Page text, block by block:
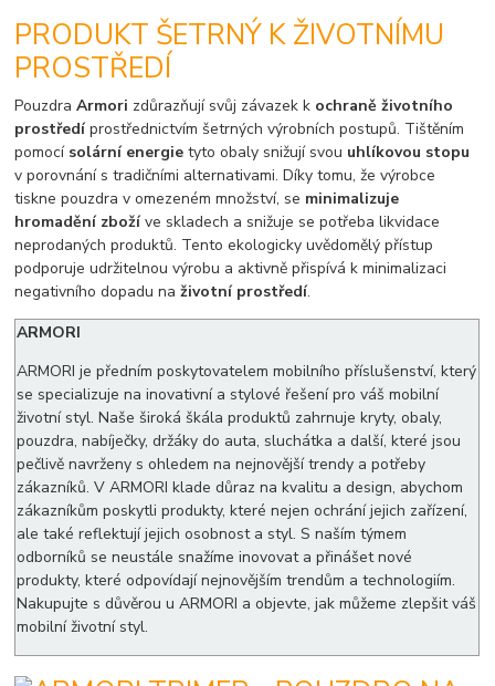
PRODUKT ŠETRNÝ K ŽIVOTNÍMU
PROSTŘEDÍ
PouzdraArmori zdůrazňují svůj závazek k ochraně životního
prostředíprostřednictvím šetrných výrobních postupů. Tištěním
pomocí solární energie tyto obaly snižují svou uhlíkovou stopu
v porovnání s tradičními alternativami. Díky tomu, že výrobce
tiskne pouzdra v omezeném množství, se minimalizuje
hromadění zbožíve skladech a snižuje se potřeba likvidace
neprodaných produktů. Tento ekologicky uvědomělý přístup
podporuje udržitelnou výrobu a aktivně přispívá k minimalizaci
negativního dopadu naživotní prostředí.
ARMORI
ARMORI je předním poskytovatelem mobilního příslušenství, který
se specializuje na inovativní a stylové řešení pro váš mobilní
životní styl. Naše široká škála produktů zahrnuje kryty, obaly,
pouzdra, nabíječky, držáky do auta, sluchátka a další, které jsou
pečlivě navrženy s ohledem na nejnovější trendy a potřeby
zákazníků. V ARMORI klade důraz na kvalitu a design, abychom
zákazníkům poskytli produkty, které nejen ochrání jejich zařízení,
ale také reflektují jejich osobnost a styl. S naším týmem
odborníků se neustále snažíme inovovat a přinášet nové
produkty, které odpovídají nejnovějším trendům a technologiím.
Nakupujte s důvěrou u ARMORI a objevte, jak můžeme zlepšit váš
mobilní životní styl.